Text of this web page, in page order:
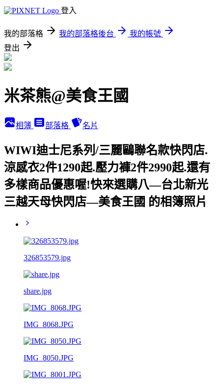
登入
我的部落格 我的部落格後台
我的帳號
登出
米茶熊@美食王國
相簿 部落格 名片
WIWI迪士尼系列/三麗鷗聯名款快閃店.
涼感衣2件1290起.壓力褲2件2990起.還有
多樣商品優惠喔!快來選購八—台北新光
三越天母快閃店—美食王國 的相簿照片
326853579.jpg
share.jpg
IMG_8068.JPG
IMG_8050.JPG